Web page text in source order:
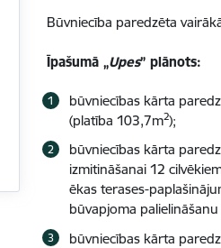
Būvniecība paredzēta
Īpašumā „Upes” plānots:
būvniecības kārta
(platība 103,7m2);
būvniecības kārta
izmitināšanai 12
ēkas terases-
būvapjoma
būvniecības kārta